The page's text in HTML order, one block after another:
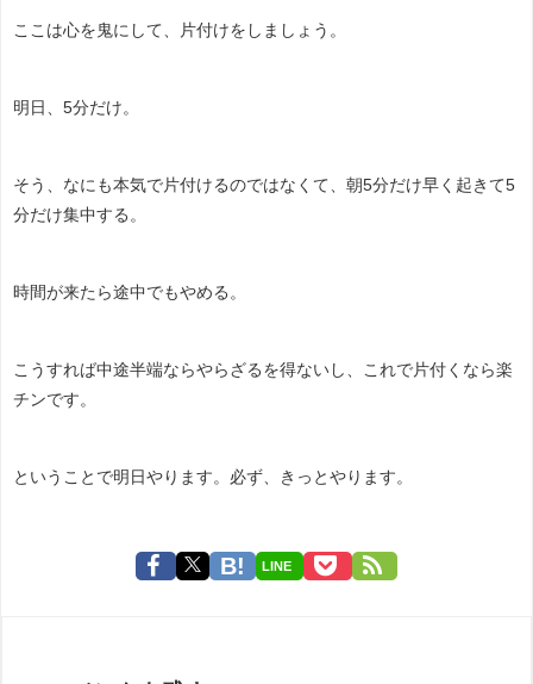
ここは心を鬼にして、片付けをしましょう。
明日、5分だけ。
そう、なにも本気で片付けるのではなくて、朝5分だけ早く起きて5
分だけ集中する。
時間が来たら途中でもやめる。
こうすれば中途半端ならやらざるを得ないし、これで片付くなら楽
チンです。
ということで明日やります。必ず、きっとやります。
LINE